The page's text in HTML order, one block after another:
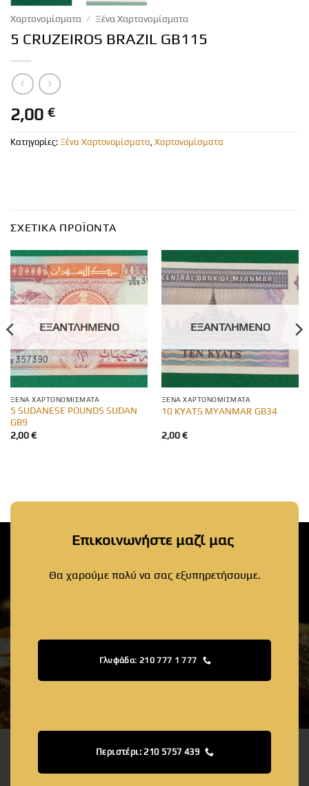
Χαρτονομίσματα / Ξένα Χαρτονομίσματα
5 CRUZEIROS BRAZIL GB115
2,00 €
Κατηγορίες: Ξένα Χαρτονομίσματα Χαρτονομίσματα
ΣΧΕΤΙΚΆ ΠΡΟΪΌΝΤΑ
ΕΞΑΝΤΛΗΜΈΝΟ
ΞΈΝΑ ΧΑΡΤΟΝΟΜΊΣΜΑΤΑ
5 SUDANESE POUNDS SUDAN
GB9
2,00€
ΕΞΑΝΤΛΗΜΈΝΟ
ΞΈΝΑ ΧΑΡΤΟΝΟΜΊΣΜΑΤΑ
10 KYATS MYANMAR GB34
2,00€
Επικοινωνήστε μαζί μας
Θα χαρούμε πολύ να σας εξυπηρετήσουμε.
Γλυφάδα: 210 777 1 777
Περιστέρι: 210 5757 439